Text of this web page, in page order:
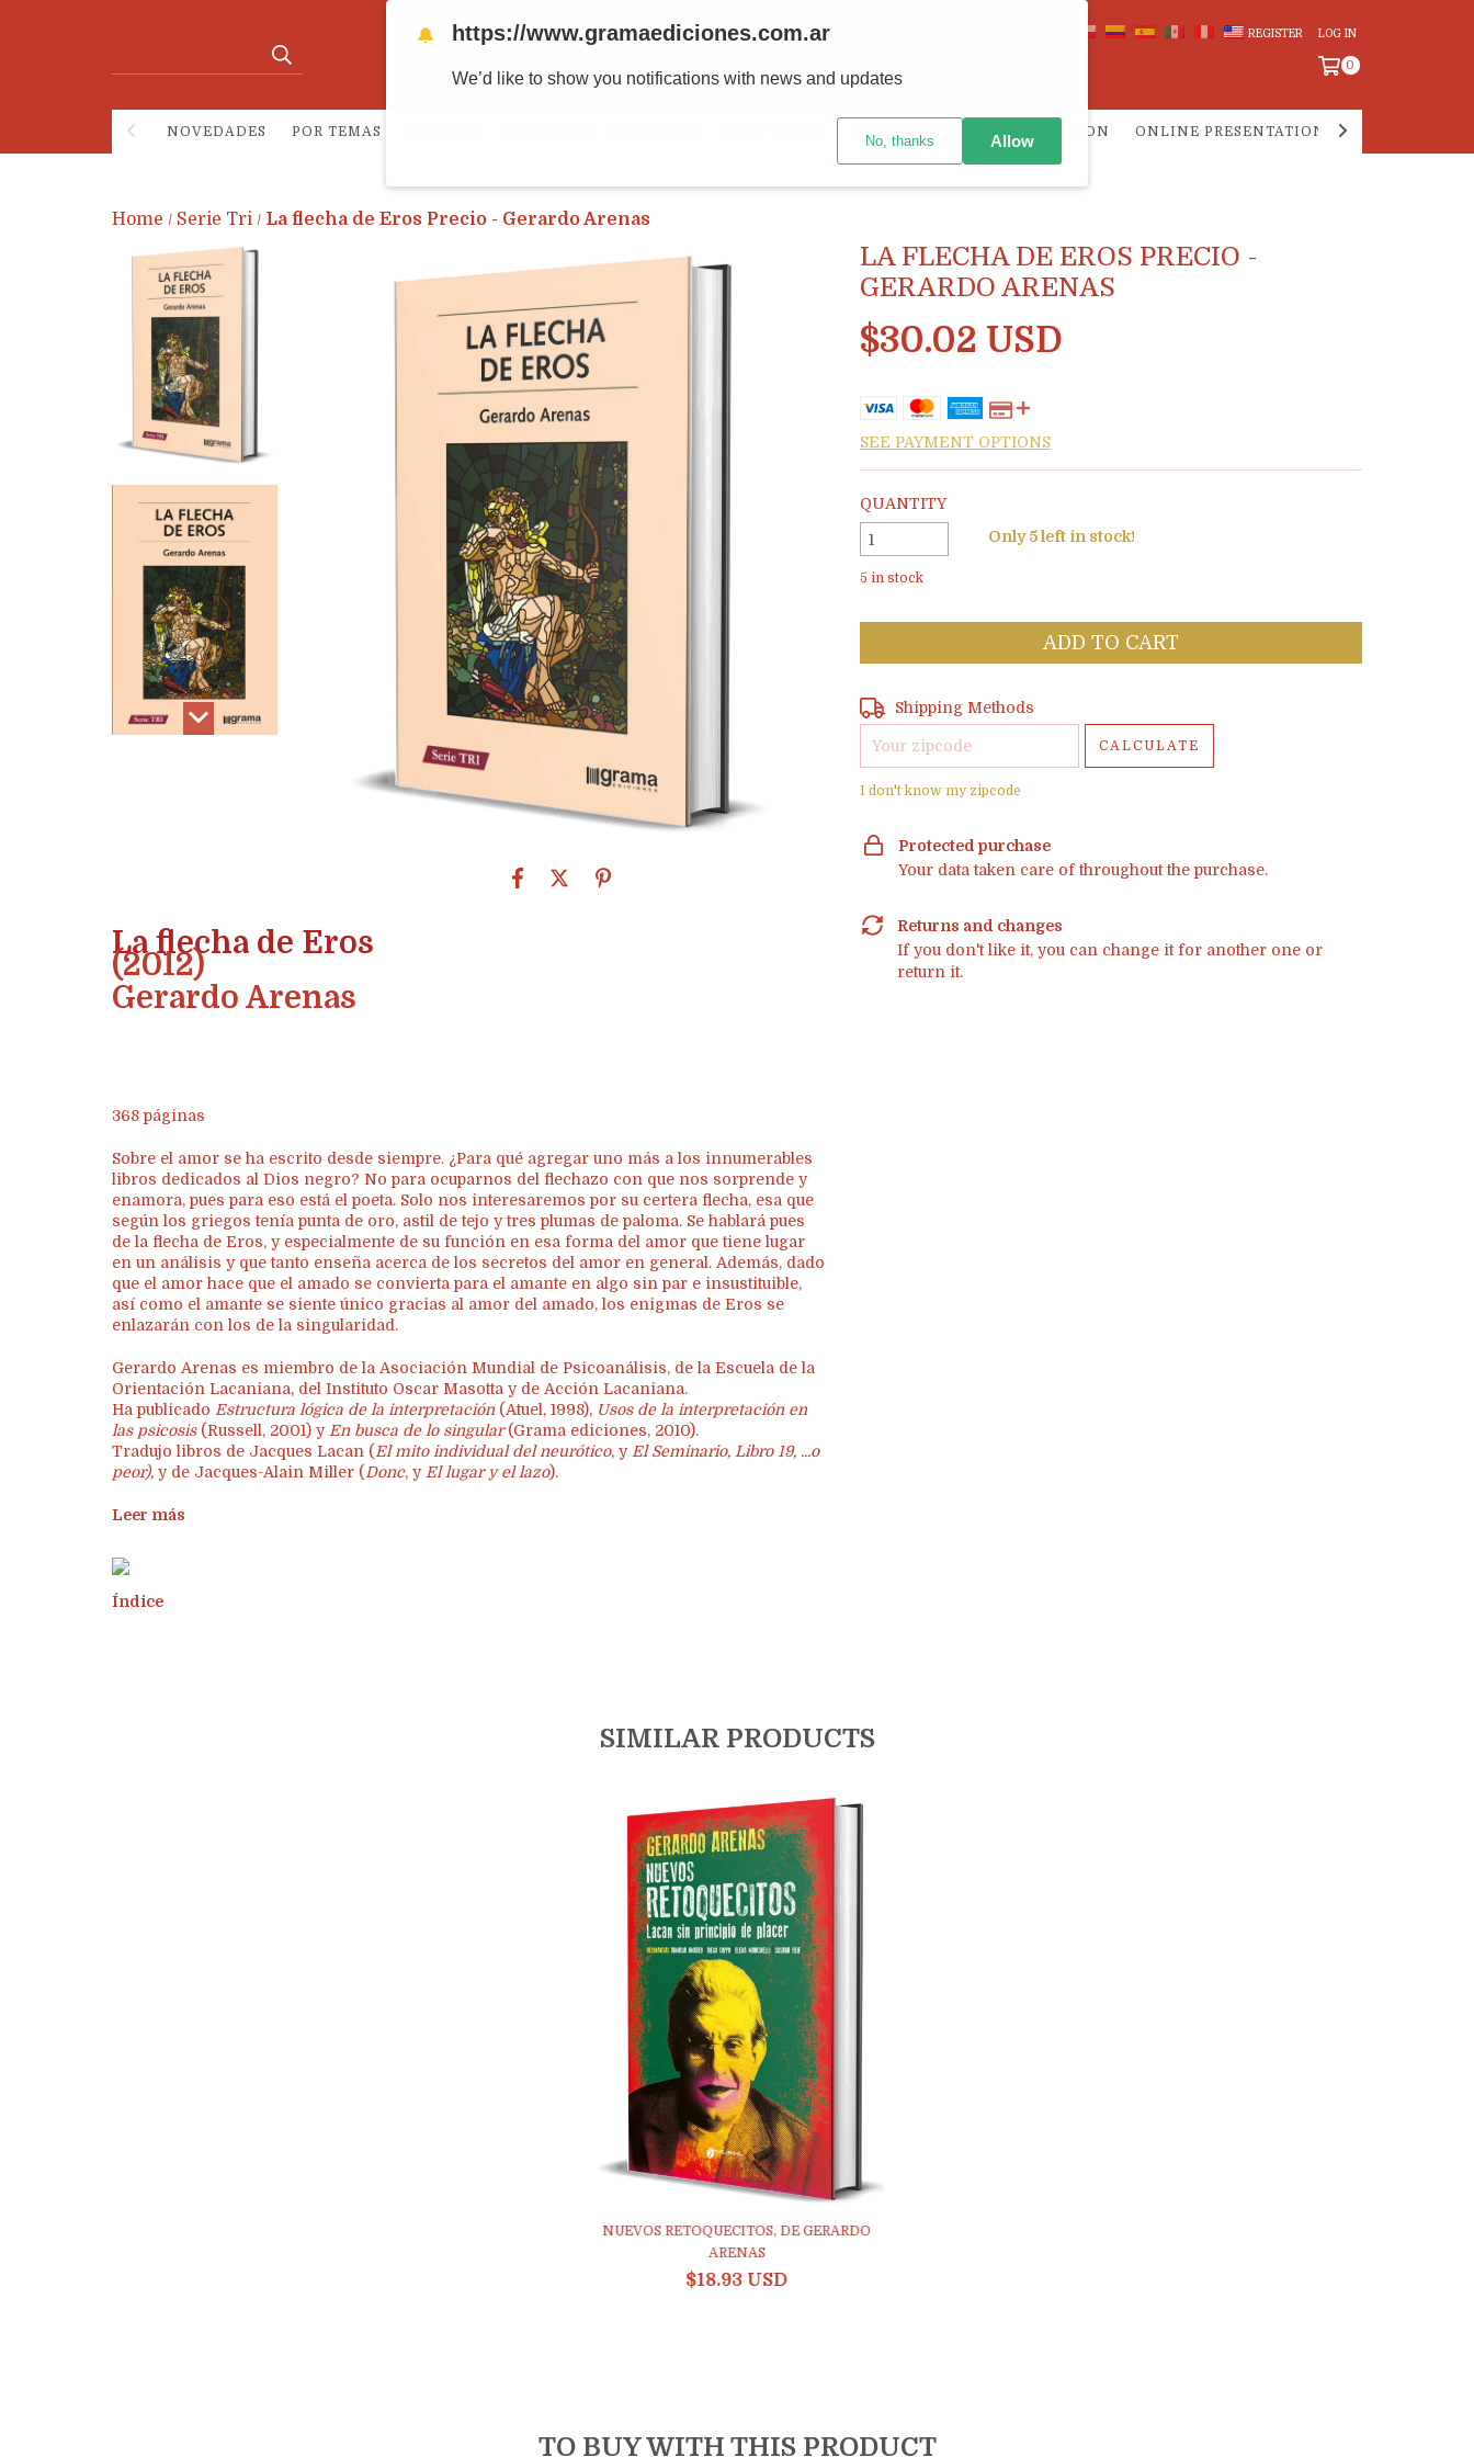
REGISTER LOG IN
0
NOVEDADES POR TEMAS BOOKSTORE AND DISTRIBUTION ONLINE PRESENTATIONS
Home / Serie Tri / La flecha de Eros Precio - Gerardo Arenas
La flecha de Eros
(2012)
Gerardo Arenas
368 páginas
Sobre el amor se ha escrito desde siempre. ¿Para qué agregar uno más a los innumerables
libros dedicados al Dios negro? No para ocuparnos del flechazo con que nos sorprende y
enamora, pues para eso está el poeta. Solo nos interesaremos por su certera flecha, esa que
según los griegos tenía punta de oro, astil de tejo y tres plumas de paloma. Se hablará pues
de la flecha de Eros, y especialmente de su función en esa forma del amor que tiene lugar
en un análisis y que tanto enseña acerca de los secretos del amor en general. Además, dado
que el amor hace que el amado se convierta para el amante en algo sin par e insustituible,
así como el amante se siente único gracias al amor del amado, los enigmas de Eros se
enlazarán con los de la singularidad.
Gerardo Arenas es miembro de la Asociación Mundial de Psicoanálisis, de la Escuela de la
Orientación Lacaniana, del Instituto Oscar Masotta y de Acción Lacaniana.
Ha publicado Estructura lógica de la interpretación (Atuel, 1998), Usos de la interpretación en
las psicosis(Russell, 2001) yEn busca de lo singular(Grama ediciones, 2010).
Tradujo libros de Jacques Lacan (El mito individual del neurótico, yEl Seminario, Libro 19, ...o
peor), y de Jacques-Alain Miller (Donc, yEl lugar y el lazo).
Leer más
Índice
LA FLECHA DE EROS PRECIO -
GERARDO ARENAS
$30.02 USD
SEE PAYMENT OPTIONS
QUANTITY
5 in stock
Only5left in stock!
Shipping for zipcode:
Shipping Methods
CALCULATE
I don't know my zipcode
Protected purchase
Your data taken care of throughout the purchase.
Returns and changes
If you don't like it, you can change it for another one or
return it.
SIMILAR PRODUCTS
NUEVOS RETOQUECITOS, DE GERARDO
ARENAS
$18.93 USD
TO BUY WITH THIS PRODUCT
🔔 https://www.gramaediciones.com.ar
We’d like to show you notifications with news and updates
No, thanks Allow